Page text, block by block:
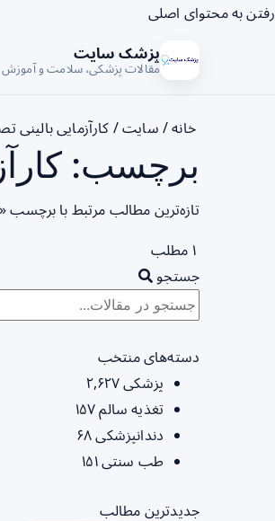
رفتن به محتوای اصلی
پزشک سایت
مقالات پزشکی، سلامت و آموزش
خانه/ سایت/ کارآزمایی بالینی
برچسب:
تازه‌ترین مطالب مرتبط با برچسب
۱ مطلب
جستجو
دسته‌های منتخب
پزشکی۲,۶۲۷
تغذیه سالم۱۵۷
دندانپزشکی۶۸
طب سنتی۱۵۱
جدیدترین مطالب